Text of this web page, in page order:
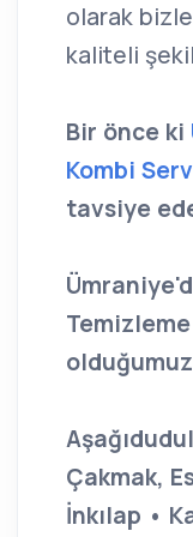
olarak
kaliteli
Bir önce ki
Kombi
tavsiye
Çakmak,
İnkılap •